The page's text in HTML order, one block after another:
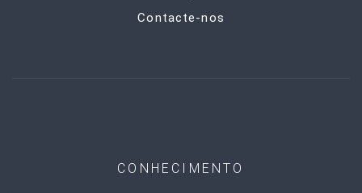
Contacte-nos
CONHECIMENTO